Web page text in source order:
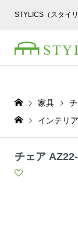
STYLICS（スタイ
家具
インテリ
チェア